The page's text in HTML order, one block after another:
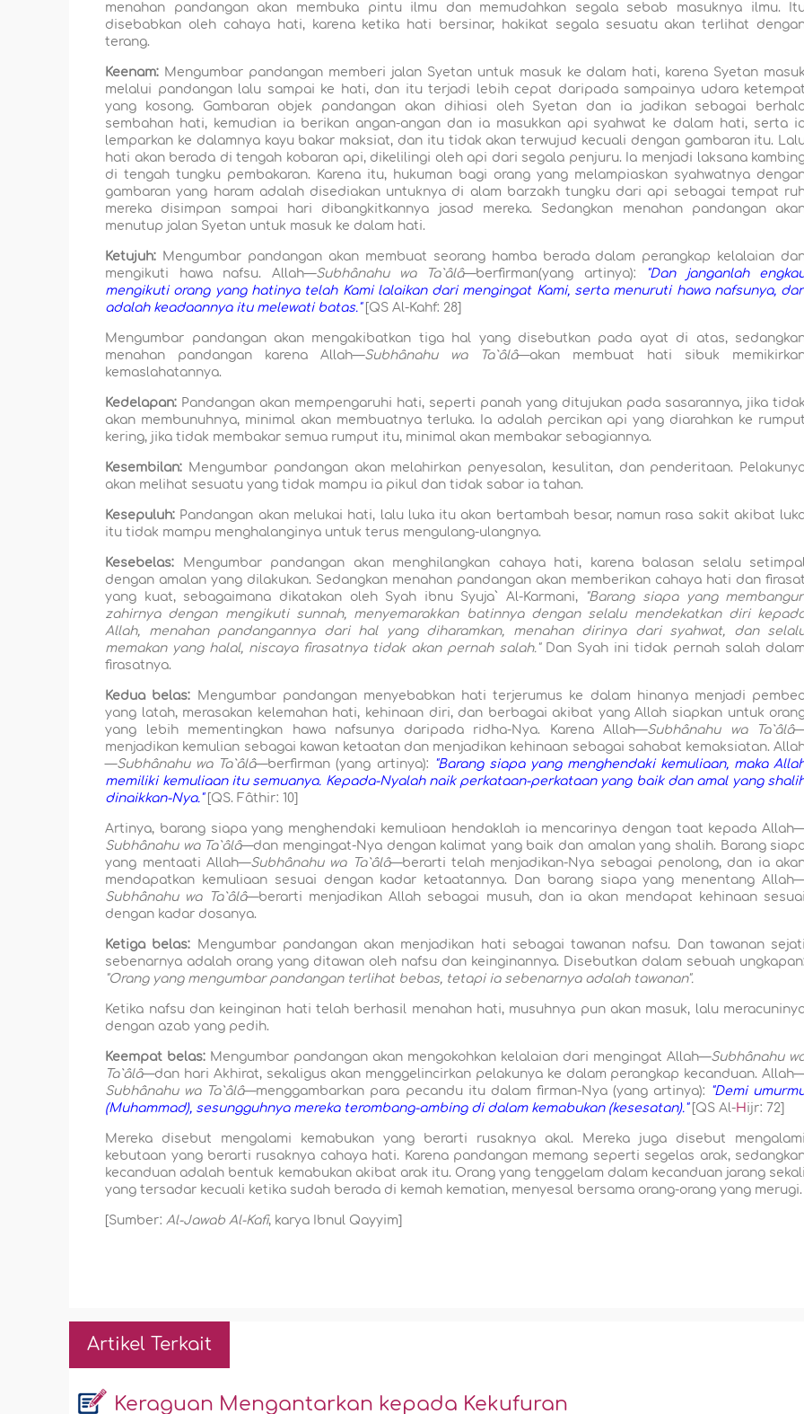
menahan pandangan akan membuka pintu ilmu dan memudahkan segala sebab masuknya ilmu.
disebabkan oleh cahaya hati, karena ketika hati bersinar, hakikat segala sesuatu akan terlihat
terang.
Keenam: Mengumbar pandangan memberi jalan Syetan untuk masuk ke dalam hati, karena Syetan masuk
melalui pandangan lalu sampai ke hati, dan itu terjadi lebih cepat daripada sampainya udara ketempat
yang kosong. Gambaran objek pandangan akan dihiasi oleh Syetan dan ia jadikan sebagai
sembahan hati, kemudian ia berikan angan-angan dan ia masukkan api syahwat ke dalam hati, serta
lemparkan ke dalamnya kayu bakar maksiat, dan itu tidak akan terwujud kecuali dengan gambaran itu.
hati akan berada di tengah kobaran api, dikelilingi oleh api dari segala penjuru. Ia menjadi laksana
di tengah tungku pembakaran. Karena itu, hukuman bagi orang yang melampiaskan syahwatnya
gambaran yang haram adalah disediakan untuknya di alam barzakh tungku dari api sebagai tempat
mereka disimpan sampai hari dibangkitkannya jasad mereka. Sedangkan menahan pandangan
menutup jalan Syetan untuk masuk ke dalam hati.
Ketujuh: Mengumbar pandangan akan membuat seorang hamba berada dalam perangkap kelalaian
mengikuti hawa nafsu. Allah—Subhânahu wa Ta`âlâ—berfirman(yang artinya): "Dan janganlah
mengikuti orang yang hatinya telah Kami lalaikan dari mengingat Kami, serta menuruti hawa nafsunya,
adalah keadaannya itu melewati batas." [QS Al-Kahf: 28]
Mengumbar pandangan akan mengakibatkan tiga hal yang disebutkan pada ayat di atas,
menahan pandangan karena Allah—Subhânahu wa Ta`âlâ—akan membuat hati sibuk
kemaslahatannya.
Kedelapan: Pandangan akan mempengaruhi hati, seperti panah yang ditujukan pada sasarannya, jika tidak
akan membunuhnya, minimal akan membuatnya terluka. Ia adalah percikan api yang diarahkan ke rumput
kering, jika tidak membakar semua rumput itu, minimal akan membakar sebagiannya.
Kesembilan: Mengumbar pandangan akan melahirkan penyesalan, kesulitan, dan penderitaan.
akan melihat sesuatu yang tidak mampu ia pikul dan tidak sabar ia tahan.
Kesepuluh: Pandangan akan melukai hati, lalu luka itu akan bertambah besar, namun rasa sakit akibat
itu tidak mampu menghalanginya untuk terus mengulang-ulangnya.
Kesebelas: Mengumbar pandangan akan menghilangkan cahaya hati, karena balasan selalu
dengan amalan yang dilakukan. Sedangkan menahan pandangan akan memberikan cahaya hati dan firasat
yang kuat, sebagaimana dikatakan oleh Syah ibnu Syuja` Al-Karmani,
"Barang siapa yang
zahirnya dengan mengikuti sunnah, menyemarakkan batinnya dengan selalu mendekatkan diri
Allah, menahan pandangannya dari hal yang diharamkan, menahan dirinya dari syahwat, dan
memakan yang halal, niscaya firasatnya tidak akan pernah salah."Dan Syah ini tidak pernah salah dalam
firasatnya.
Kedua belas: Mengumbar pandangan menyebabkan hati terjerumus ke dalam hinanya menjadi
yang latah, merasakan kelemahan hati, kehinaan diri, dan berbagai akibat yang Allah siapkan untuk
yang lebih mementingkan hawa nafsunya daripada ridha-Nya. Karena Allah—Subhânahu wa Ta`âlâ
menjadikan kemulian sebagai kawan ketaatan dan menjadikan kehinaan sebagai sahabat kemaksiatan.
—Subhânahu wa Ta`âlâ—berfirman (yang artinya): "Barang siapa yang menghendaki kemuliaan, maka
memiliki kemuliaan itu semuanya. Kepada-Nyalah naik perkataan-perkataan yang baik dan amal yang
dinaikkan-Nya." [QS. Fâthir: 10]
Artinya, barang siapa yang menghendaki kemuliaan hendaklah ia mencarinya dengan taat kepada
Subhânahu wa Ta`âlâ—dan mengingat-Nya dengan kalimat yang baik dan amalan yang shalih. Barang
yang mentaati Allah—Subhânahu wa Ta`âlâ—berarti telah menjadikan-Nya sebagai penolong, dan ia
mendapatkan kemuliaan sesuai dengan kadar ketaatannya. Dan barang siapa yang menentang
Subhânahu wa Ta`âlâ—berarti menjadikan Allah sebagai musuh, dan ia akan mendapat kehinaan sesuai
dengan kadar dosanya.
Ketiga belas: Mengumbar pandangan akan menjadikan hati sebagai tawanan nafsu. Dan tawanan sejati
sebenarnya adalah orang yang ditawan oleh nafsu dan keinginannya. Disebutkan dalam sebuah ungkapan:
"Orang yang mengumbar pandangan terlihat bebas, tetapi ia sebenarnya adalah tawanan".
Ketika nafsu dan keinginan hati telah berhasil menahan hati, musuhnya pun akan masuk, lalu
dengan azab yang pedih.
Keempat belas: Mengumbar pandangan akan mengokohkan kelalaian dari mengingat Allah—Subhânahu
Ta`âlâ—dan hari Akhirat, sekaligus akan menggelincirkan pelakunya ke dalam perangkap kecanduan.
Subhânahu wa Ta`âlâ—menggambarkan para pecandu itu dalam firman-Nya (yang artinya): "Demi
(Muhammad), sesungguhnya mereka terombang-ambing di dalam kemabukan (kesesatan)." [QS Al-H ijr: 72]
Mereka disebut mengalami kemabukan yang berarti rusaknya akal. Mereka juga disebut mengalami
kebutaan yang berarti rusaknya cahaya hati. Karena pandangan memang seperti segelas arak,
kecanduan adalah bentuk kemabukan akibat arak itu. Orang yang tenggelam dalam kecanduan jarang sekali
yang tersadar kecuali ketika sudah berada di kemah kematian, menyesal bersama orang-orang yang merugi.
[Sumber:Al-Jawab Al-Kafi, karya Ibnul Qayyim]
Artikel Terkait
Keraguan Mengantarkan kepada Kekufuran